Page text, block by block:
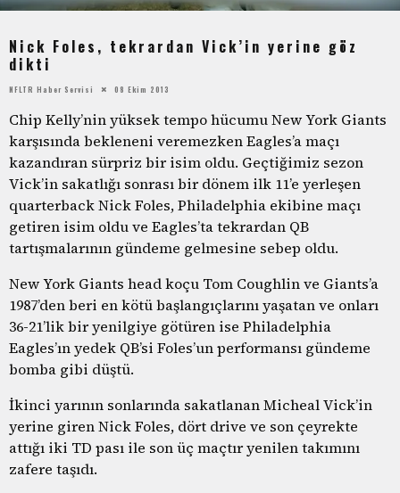
Nick Foles, tekrardan Vick’in yerine göz
dikti
NFLTR Haber Servisi 08 Ekim 2013
Chip Kelly’nin yüksek tempo hücumu New York Giants
karşısında bekleneni veremezken Eagles’a maçı
kazandıran sürpriz bir isim oldu. Geçtiğimiz sezon
Vick’in sakatlığı sonrası bir dönem ilk 11’e yerleşen
quarterback Nick Foles, Philadelphia ekibine maçı
getiren isim oldu ve Eagles’ta tekrardan QB
tartışmalarının gündeme gelmesine sebep oldu.
New York Giants head koçu Tom Coughlin ve Giants’a
1987’den beri en kötü başlangıçlarını yaşatan ve onları
36-21’lik bir yenilgiye götüren ise Philadelphia
Eagles’ın yedek QB’si Foles’un performansı gündeme
bomba gibi düştü.
İkinci yarının sonlarında sakatlanan Micheal Vick’in
yerine giren Nick Foles, dört drive ve son çeyrekte
attığı iki TD pası ile son üç maçtır yenilen takımını
zafere taşıdı.